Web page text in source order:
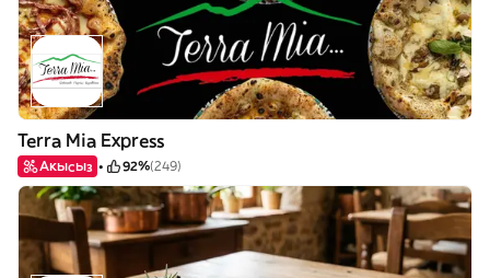
Terra Mia Express
Акысыз 92%(249)